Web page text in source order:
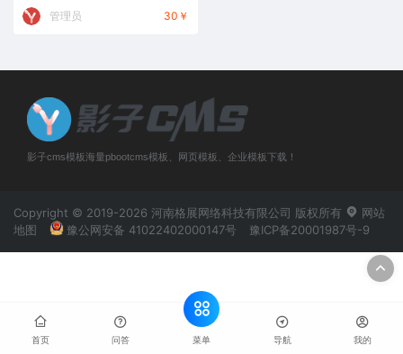
管理员 30￥
影子cms模板海量pbootcms模板、网页模板、企业模板下载！
Copyright © 2019-2026 河南格展网络科技有限公司 版权所有
网站
地图
豫公网安备 41022402000147号 豫ICP备20001987号-9
首页 问答 菜单 导航 我的